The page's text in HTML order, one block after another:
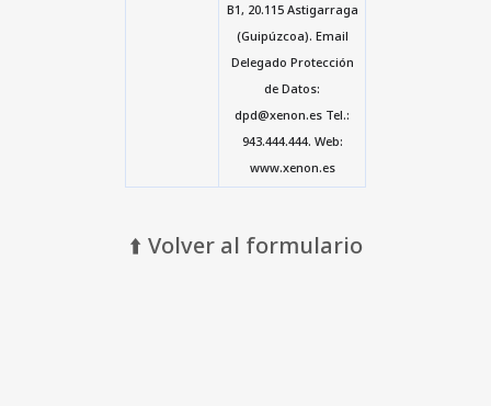
B1, 20.115 Astigarraga
(Guipúzcoa). Email
Delegado Protección
de Datos:
dpd@xenon.es Tel.:
943.444.444. Web:
www.xenon.es
⬆️ Volver al formulario